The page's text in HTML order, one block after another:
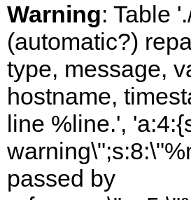
Warning: Table
(automatic?)
type, message,
hostname,
line %line.',
passed by